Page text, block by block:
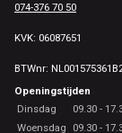
074-376 70 50
KVK: 06087651
BTWnr:
Openingstijden
Dinsdag
09.30 -
Woensdag
09.30 -